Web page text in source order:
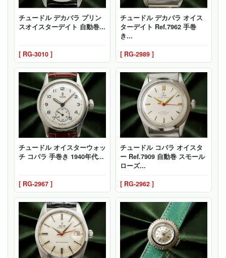
チュードル デカバラ プリン
スオイスターデイト 自動巻...
[ RG-3010 ]
チュードル デカバラ オイス
ターデイト Ref.7962 手巻
き...
[ RG-2989 ]
チュードル オイスターウォッ
チ コバラ 手巻き 1940年代...
[ RG-2967 ]
チュードル コバラ オイスタ
ー Ref.7909 自動巻 スモール
ローズ...
[ RG-2962 ]